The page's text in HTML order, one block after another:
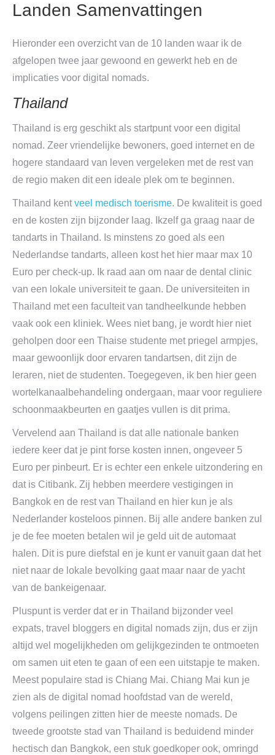
Landen Samenvattingen
Hieronder een overzicht van de 10 landen waar ik de
afgelopen twee jaar gewoond en gewerkt heb en de
implicaties voor digital nomads.
Thailand
Thailand is erg geschikt als startpunt voor een digital
nomad. Zeer vriendelijke bewoners, goed internet en de
hogere standaard van leven vergeleken met de rest van
de regio maken dit een ideale plek om te beginnen.
Thailand kent veel medisch toerisme. De kwaliteit is goed
en de kosten zijn bijzonder laag. Ikzelf ga graag naar de
tandarts in Thailand. Is minstens zo goed als een
Nederlandse tandarts, alleen kost het hier maar max 10
Euro per check-up. Ik raad aan om naar de dental clinic
van een lokale universiteit te gaan. De universiteiten in
Thailand met een faculteit van tandheelkunde hebben
vaak ook een kliniek. Wees niet bang, je wordt hier niet
geholpen door een Thaise studente met priegel armpjes,
maar gewoonlijk door ervaren tandartsen, dit zijn de
leraren, niet de studenten. Toegegeven, ik ben hier geen
wortelkanaalbehandeling ondergaan, maar voor reguliere
schoonmaakbeurten en gaatjes vullen is dit prima.
Vervelend aan Thailand is dat alle nationale banken
iedere keer dat je pint forse kosten innen, ongeveer 5
Euro per pinbeurt. Er is echter een enkele uitzondering en
dat is Citibank. Zij hebben meerdere vestigingen in
Bangkok en de rest van Thailand en hier kun je als
Nederlander kosteloos pinnen. Bij alle andere banken zul
je de fee moeten betalen wil je geld uit de automaat
halen. Dit is pure diefstal en je kunt er vanuit gaan dat het
niet naar de lokale bevolking gaat maar naar de yacht
van de bankeigenaar.
Pluspunt is verder dat er in Thailand bijzonder veel
expats, travel bloggers en digital nomads zijn, dus er zijn
altijd wel mogelijkheden om gelijkgezinden te ontmoeten
om samen uit eten te gaan of een een uitstapje te maken.
Meest populaire stad is Chiang Mai. Chiang Mai kun je
zien als de digital nomad hoofdstad van de wereld,
volgens peilingen zitten hier de meeste nomads. De
tweede grootste stad van Thailand is beduidend minder
hectisch dan Bangkok, een stuk goedkoper ook, omringd